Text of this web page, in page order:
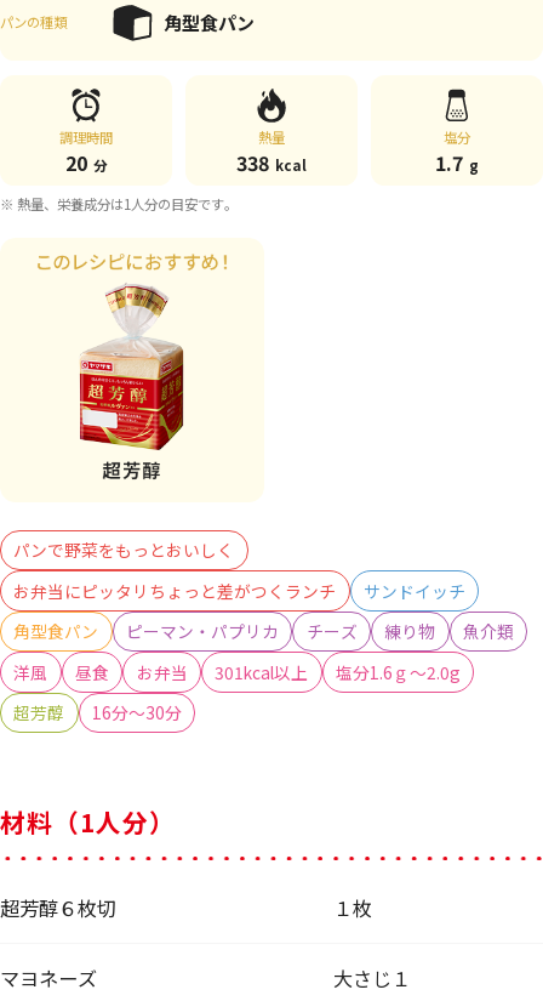
パンの種類 角型食パン
調理時間
20 分
熱量
338 kcal
塩分
1.7 g
※ 熱量、栄養成分は1人分の目安です。
パンで野菜をもっとおいしく
お弁当にピッタリちょっと差がつくランチ
サンドイッチ
角型食パン
ピーマン・パプリカ チーズ 練り物
魚介類
洋風
昼食 お弁当 301kcal以上
塩分1.6ｇ～2.0g
超芳醇
16分～30分
材料（1人分）
超芳醇６枚切 １枚
マヨネーズ 大さじ１